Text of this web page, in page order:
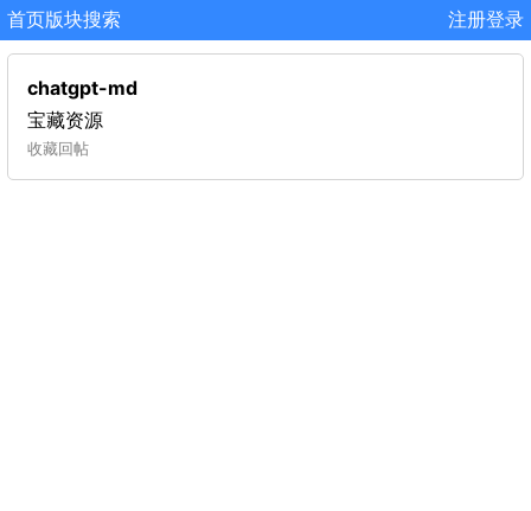
首页版块搜索 注册登录
chatgpt-md
宝藏资源
收藏回帖